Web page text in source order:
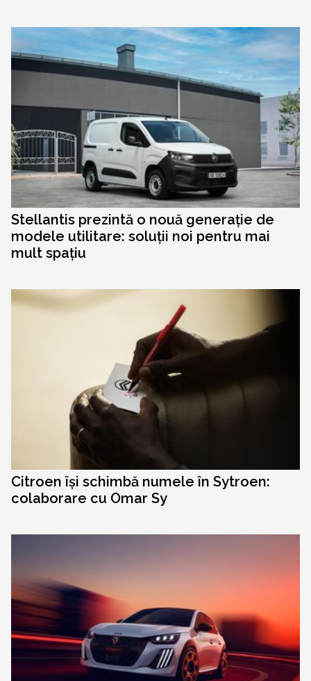
Stellantis prezintă o nouă generație de
modele utilitare: soluții noi pentru mai
mult spațiu
Citroen își schimbă numele în Sytroen:
colaborare cu Omar Sy